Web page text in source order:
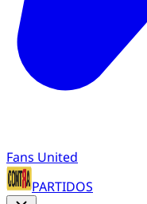
Fans United
PARTIDOS